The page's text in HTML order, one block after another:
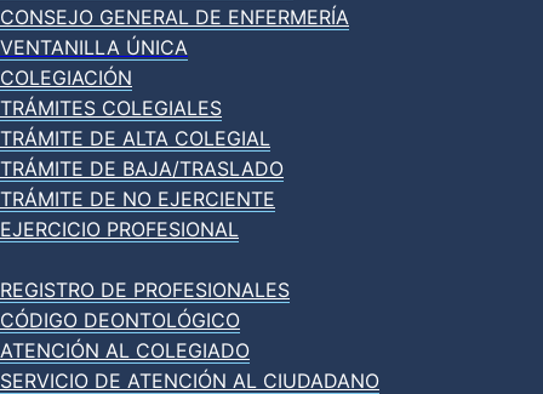
CONSEJO GENERAL DE ENFERMERÍA
VENTANILLA ÚNICA
COLEGIACIÓN
TRÁMITES COLEGIALES
TRÁMITE DE ALTA COLEGIAL
TRÁMITE DE BAJA/TRASLADO
TRÁMITE DE NO EJERCIENTE
EJERCICIO PROFESIONAL
REGISTRO DE PROFESIONALES
CÓDIGO DEONTOLÓGICO
ATENCIÓN AL COLEGIADO
SERVICIO DE ATENCIÓN AL CIUDADANO